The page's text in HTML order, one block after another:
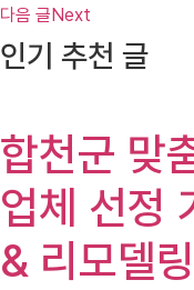
다음 글Next
인기 추천 글
합천군 맞
업체 선정
& 리모델